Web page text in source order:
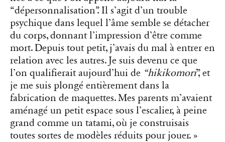
“dépersonnalisation”. Il s’agit d’un trouble
psychique dans lequel l’âme semble se détacher
du corps, donnant l’impression d’être comme
mort. Depuis tout petit, j’avais du mal à entrer en
relation avec les autres. Je suis devenu ce que
l’on qualifierait aujourd’hui de “hikikomori”, et
je me suis plongé entièrement dans la
fabrication de maquettes. Mes parents m’avaient
aménagé un petit espace sous l’escalier, à peine
grand comme un tatami, où je construisais
toutes sortes de modèles réduits pour jouer. »